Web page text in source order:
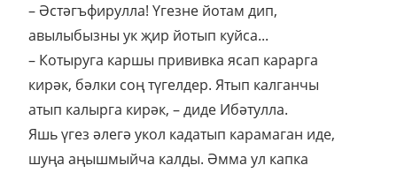
– Әстәгъфирулла! Үгезне йотам дип,
авылыбызны ук җир йотып куйса...
– Котыруга каршы прививка ясап карарга
кирәк, бәлки соң түгелдер. Ятып калганчы
атып калырга кирәк, – диде Ибәтулла.
Яшь үгез әлегә укол кадатып карамаган иде,
шуңа аңышмыйча калды. Әмма ул капка